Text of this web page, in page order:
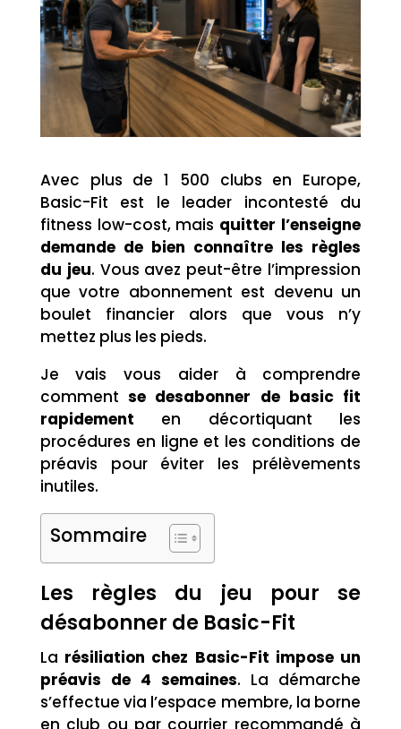
Avec plus de 1 500 clubs en Europe,
Basic-Fit est le leader incontesté du
fitness low-cost, mais quitter l’enseigne
demande de bien connaître les règles
du jeu. Vous avez peut-être l’impression
que votre abonnement est devenu un
boulet financier alors que vous n’y
mettez plus les pieds.
Je vais vous aider à comprendre
commentse desabonner de basic fit
rapidement en décortiquant les
procédures en ligne et les conditions de
préavis pour éviter les prélèvements
inutiles.
Sommaire
Les règles du jeu pour se
désabonner de Basic-Fit
La résiliation chez Basic-Fit impose un
préavis de 4 semaines. La démarche
s’effectue via l’espace membre, la borne
en club ou par courrier recommandé à